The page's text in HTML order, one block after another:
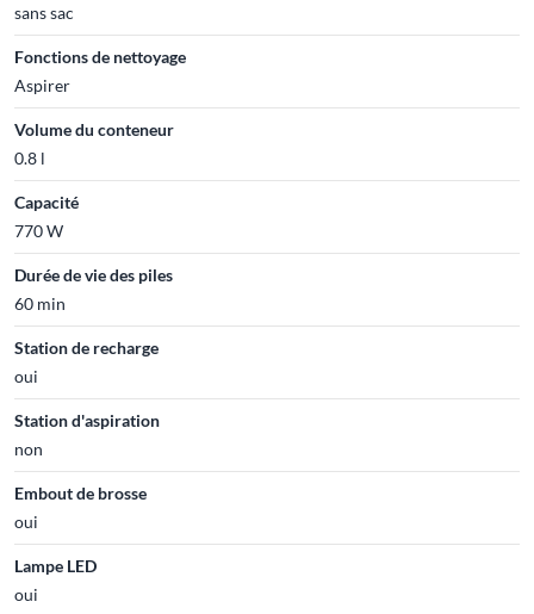
sans sac
Fonctions de nettoyage
Aspirer
Volume du conteneur
0.8 l
Capacité
770 W
Durée de vie des piles
60 min
Station de recharge
oui
Station d'aspiration
non
Embout de brosse
oui
Lampe LED
oui